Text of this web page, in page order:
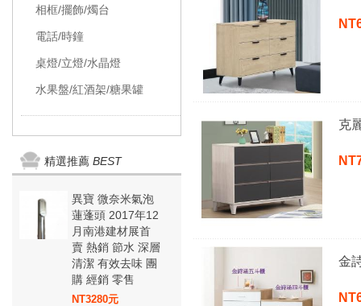
相框/擺飾/燭台
電話/時鐘
桌燈/立燈/水晶燈
水果盤/紅酒架/糖果罐
精選推薦 BEST
異寶 微奈米氣泡
蓮蓬頭 2017年12
月南港建材展首
賣 熱銷 節水 深層
清潔 有效去味 團
購 經銷 零售
NT3280元
克
金